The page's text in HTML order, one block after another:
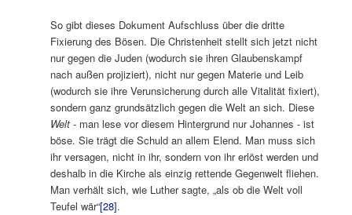
So gibt dieses Dokument Aufschluss über die dritte
Fixierung des Bösen. Die Christenheit stellt sich jetzt nicht
nur gegen die Juden (wodurch sie ihren Glaubenskampf
nach außen projiziert), nicht nur gegen Materie und Leib
(wodurch sie ihre Verunsicherung durch alle Vitalität fixiert),
sondern ganz grundsätzlich gegen die Welt an sich. Diese
Welt ‑ man lese vor diesem Hintergrund nur Johannes ‑ ist
böse. Sie trägt die Schuld an allem Elend. Man muss sich
ihr versagen, nicht in ihr, sondern von ihr erlöst werden und
deshalb in die Kirche als einzig rettende Gegenwelt fliehen.
Man verhält sich, wie Luther sagte, „als ob die Welt voll
Teufel wär“[28].